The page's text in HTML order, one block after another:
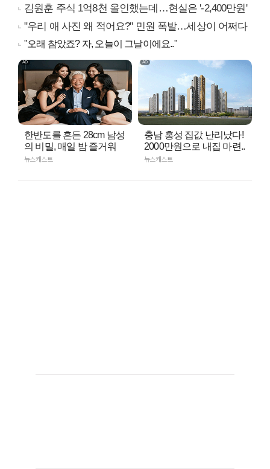
김원훈 주식 1억8천 올인했는데…현실은 '-2,400만원'
"우리 애 사진 왜 적어요?" 민원 폭발…세상이 어쩌다
"오래 참았죠? 자, 오늘이 그날이에요.."
한반도를 흔든 28cm 남성
의 비밀, 매일 밤 즐거워
뉴스캐스트
충남 홍성 집값 난리났다!
2000만원으로 내집 마련..
뉴스캐스트